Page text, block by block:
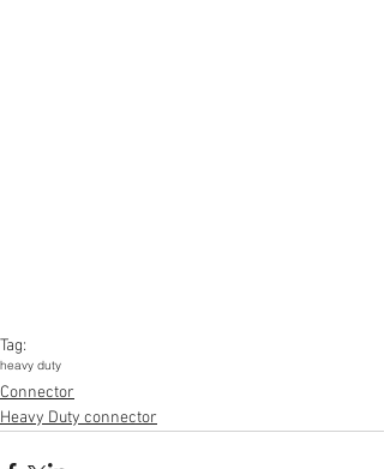
Tag:
heavy duty
Connector
Heavy Duty connector